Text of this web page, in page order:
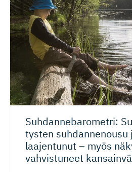
Suhdanneba­ro­metri:
tysten
laajentunut – myös
vahvistuneet